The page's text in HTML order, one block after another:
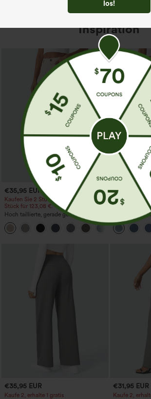
los!
Inspiration
€35,95 EUR
Kaufen Sie 2 Stück für 61,54 € oder 4
Stück für 123,08 €.
Hoch taillierte, gerade geschnittene,
legere Leinen-Optik-Hose mit Taschen
+5
€44,95 EUR
Kaufen Sie 2
Stück für
Lässige
Kordelzug und
€35,95 EUR
Kaufe 2, erhalte 1 gratis
€31,95 EUR
Kaufe 2,